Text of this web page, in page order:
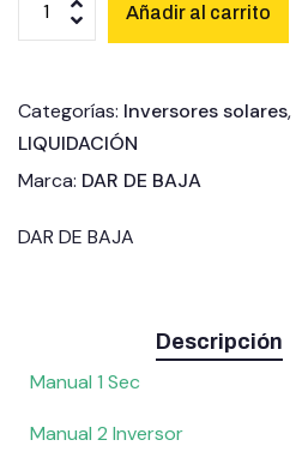
Añadir al carrito
Categorías: Inversores solares,
LIQUIDACIÓN
Marca: DAR DE BAJA
DAR DE BAJA
Descripción
Manual 1 Sec
Manual 2 Inversor